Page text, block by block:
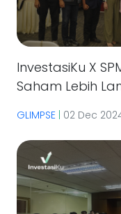
InvestasiKu X
Saham Lebih
GLIMPSE | 02 Dec